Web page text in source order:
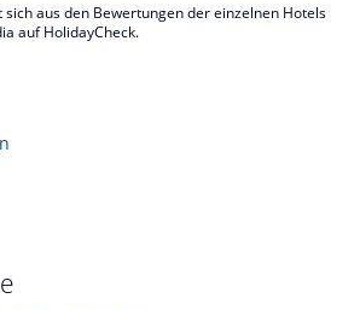
aus den Bewertungen der einzelnen Hotels
auf HolidayCheck.